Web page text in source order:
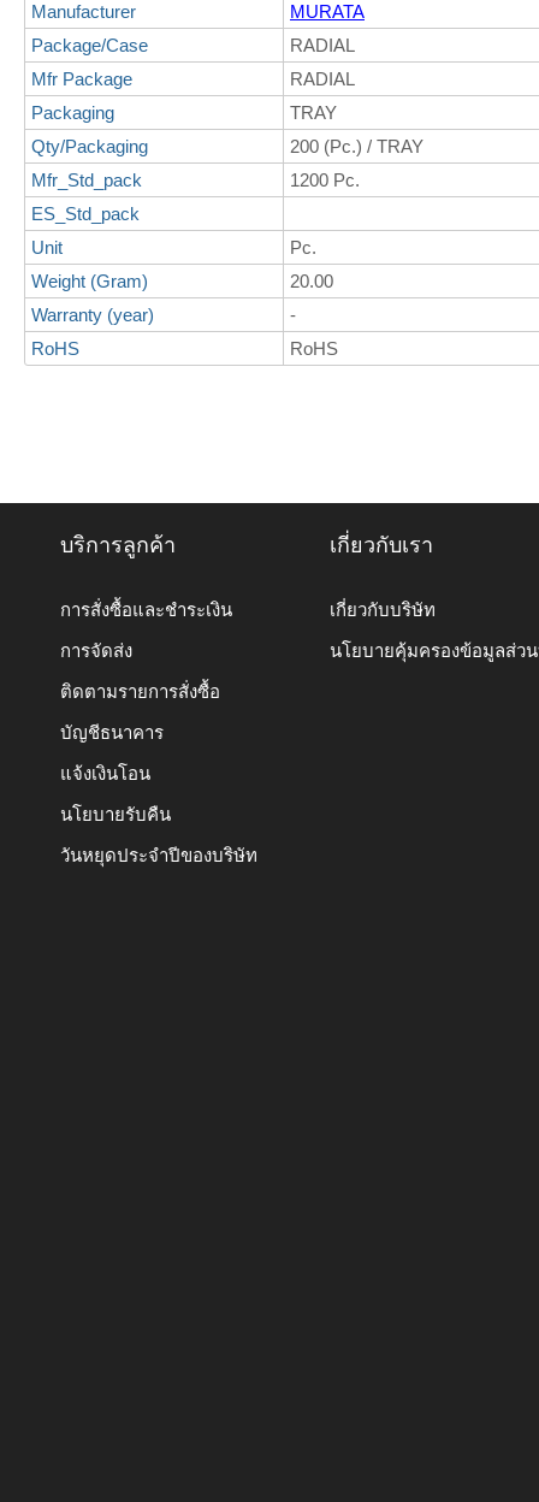
Manufacturer
MURATA
Package/Case
RADIAL
Mfr Package
RADIAL
Packaging
TRAY
Qty/Packaging
200 (Pc.) / TRAY
Mfr_Std_pack
1200 Pc.
ES_Std_pack
Unit
Pc.
Weight (Gram)
20.00
Warranty (year)
-
RoHS
RoHS
บริการลูกค้า
การสั่งซื้อและชำระเงิน
การจัดส่ง
ติดตามรายการสั่งซื้อ
บัญชีธนาคาร
แจ้งเงินโอน
นโยบายรับคืน
วันหยุดประจำปีของบริษัท
เกี่ยวกับเรา
เกี่ยวกับบริษัท
นโยบายคุ้มครองข้อมูลส่ว